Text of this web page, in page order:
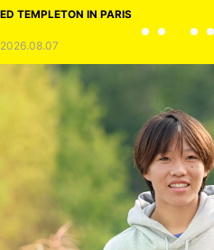
ED TEMPLETON IN PARIS
2026.08.07